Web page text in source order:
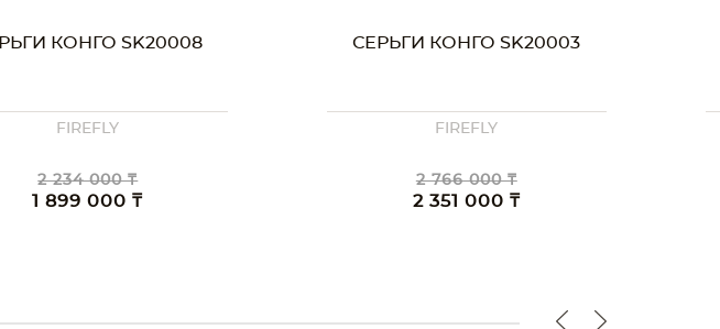
КОНГО SK20008
FIREFLY
2 234 000 ₸
1 899 000 ₸
СЕРЬГИ КОНГО SK20003
FIREFLY
2 766 000 ₸
2 351 000 ₸